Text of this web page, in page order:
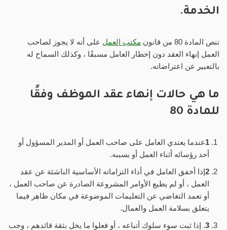
الخدمة.
تنص المادة 80 من قانون مكتب العمل على أنه لا يجوز لصاحب
العمل إنهاء العقد دون إخطار العامل مسبقًا ، وكذلك السماح له
بالتعبير عن اعتراضاته.
ما هي حالات إنهاء عقد الموظف وفقًا
للمادة 80
1عندما يعتدي العامل على صاحب العمل أو المدير المسؤول أو
أحد رؤسائه أثناء العمل أو بسببه.
2إذا أخفق العامل في أداء التزاماته الأساسية الناشئة عن عقد
العمل ، أو لم يطيع الأوامر المشروعة الصادرة عن صاحب العمل ،
أو تعمد التغاضي عن التعليمات الموضوعة في مكان ظاهر فيما
يتعلق بسلامة العمل والعمال.
3. إذا ثبت سوء سلوك أتباعه ، أو فعلوا ما يخل بثقة قائدهم ، وجب